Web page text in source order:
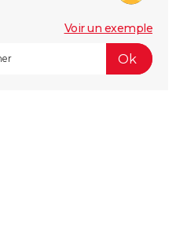
Voir un exemple